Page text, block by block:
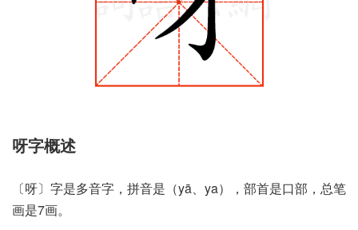
呀字概述
〔呀〕字是多音字，拼音是（yā、ya），部首是口部，总笔
画是7画。